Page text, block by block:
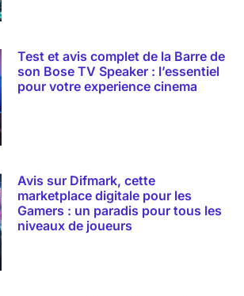
Test et avis complet de la Barre de
son Bose TV Speaker : l’essentiel
pour votre experience cinema
Avis sur Difmark, cette
marketplace digitale pour les
Gamers : un paradis pour tous les
niveaux de joueurs